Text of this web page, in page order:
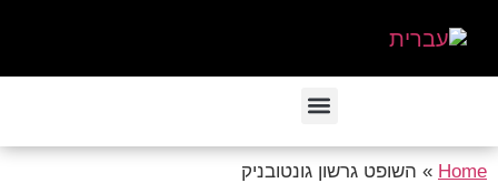
Home
» השופט גרשון גונטובניק